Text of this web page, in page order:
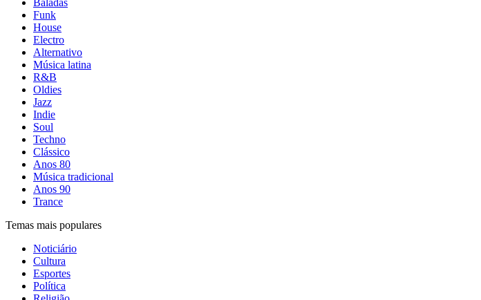
Baladas
Funk
House
Electro
Alternativo
Música latina
R&B
Oldies
Jazz
Indie
Soul
Techno
Clássico
Anos 80
Música tradicional
Anos 90
Trance
Temas mais populares
Noticiário
Cultura
Esportes
Política